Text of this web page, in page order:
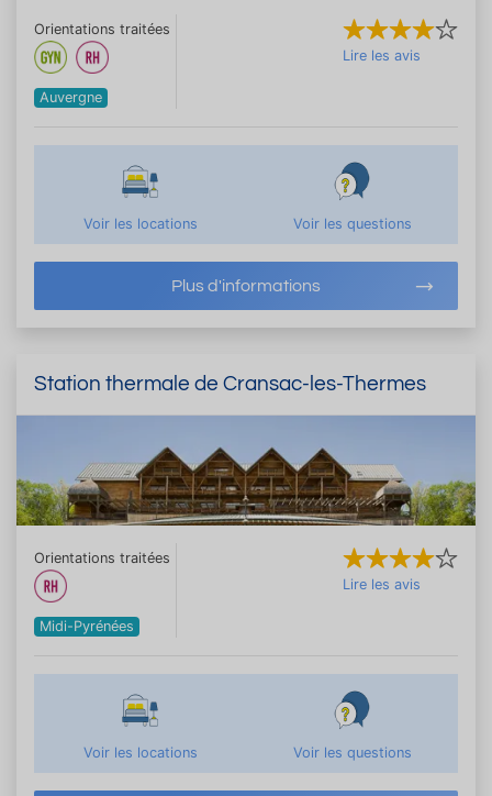
Orientations traitées
Auvergne
Lire les avis
Voir les locations Voir les questions
Plus d'informations
Station thermale de Cransac-les-Thermes
Orientations traitées
Midi-Pyrénées
Lire les avis
Voir les locations Voir les questions